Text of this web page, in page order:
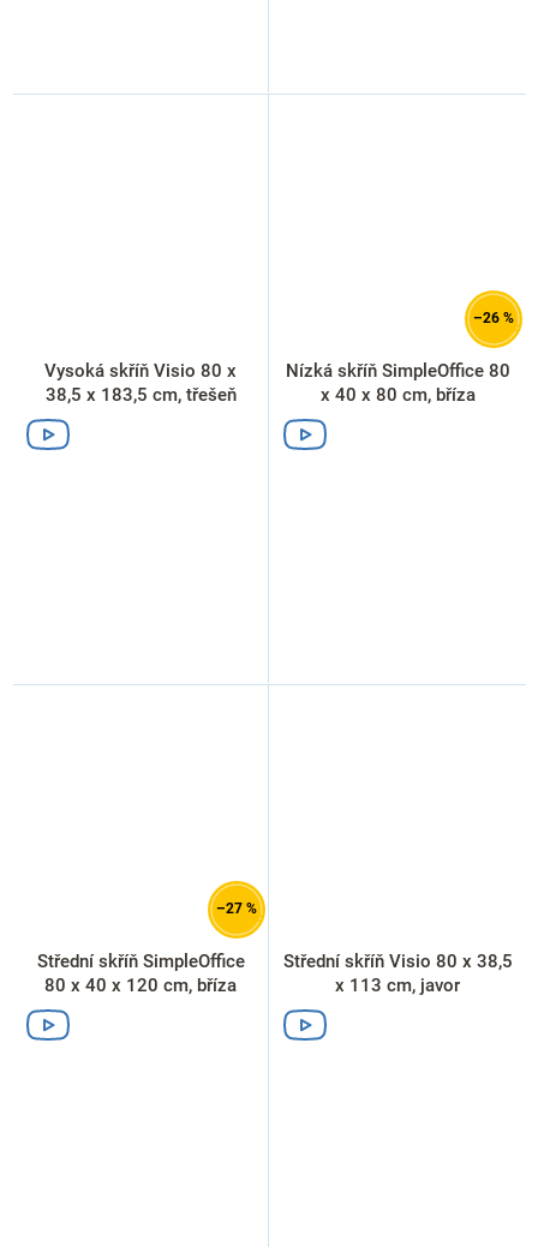
Vysoká skříň Visio 80 x
38,5 x 183,5 cm, třešeň
–26 %
Nízká skříň SimpleOffice 80
x 40 x 80 cm, bříza
–27 %
Střední skříň SimpleOffice
80 x 40 x 120 cm, bříza
Střední skříň Visio 80 x 38,5
x 113 cm, javor